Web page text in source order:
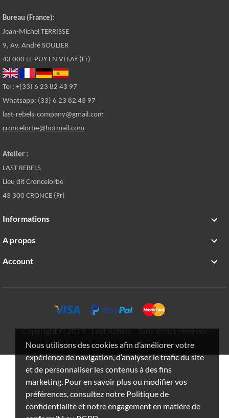
Nous utilisons des cookies afin d’améliorer votre
expérience de navigation, d’analyser le trafic du site
et de personnaliser les contenus à des fins
marketing. Pour en savoir plus ou modifier vos
préférences, consultez notre Politique de
confidentialité et notre engagement en matière de
Bureau (France):
Jean-Michel TERRISSE
9, Av. André SOULIER
43 000 LE PUY EN VELAY (Fr)
Tel : +(33) 6 23 82 43 97
Whatsapp: (33) 6 23 82 43 97
last-rebels-company@gmail.com
croncelorbe@hotmail.com
Atelier :
LAST REBELS
Lieu dit Croncelorbe
43 300 CRONCE (Fr)
Informations 
A propos 
Account 
Copyright © 2019 - Last Rebels - Tous droits réservés